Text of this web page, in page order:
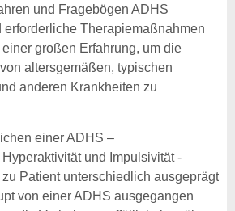
und Fragebögen ADHS
Therapiemaßnahmen
großen Erfahrung, um die
altersgemäßen, typischen
anderen Krankheiten zu
einer ADHS –
und Impulsivität -
Patient unterschiedlich ausgeprägt
von einer ADHS ausgegangen